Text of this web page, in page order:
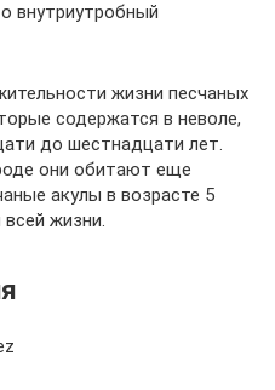
внутриутробный
жизни песчаных
содержатся в неволе,
до шестнадцати лет.
они обитают еще
акулы в возрасте 5
жизни.